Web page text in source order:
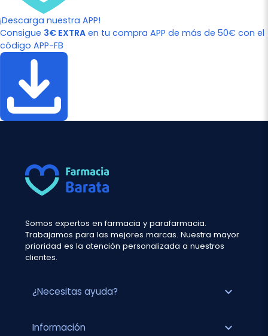
¡Descarga nuestra APP!
Consigue 3€ EXTRA en tu compra APP de más de 50€ con el
código APP-FB
Somos expertos en farmacia y parafarmacia.
Trabajamos para las mejores marcas. Nuestra mayor
prioridad es la atención personalizada a nuestros
clientes.
¿Necesitas ayuda? expand_more
Información expand_more